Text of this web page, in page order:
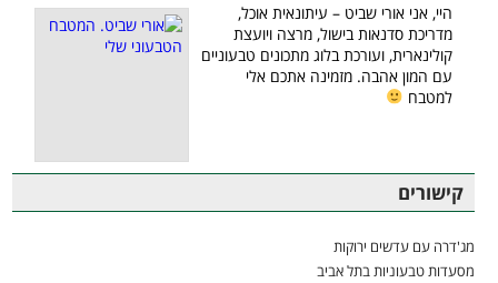
היי, אני אורי שביט – עיתונאית אוכל,
מדריכת סדנאות בישול, מרצה ויועצת
קולינארית, ועורכת בלוג מתכונים טבעוניים
עם המון אהבה. מזמינה אתכם אלי
למטבח
קישורים
מג'דרה עם עדשים ירוקות
מסעדות טבעוניות בתל אביב